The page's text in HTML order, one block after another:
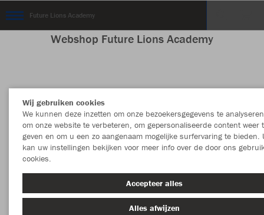
Future Lions Academy
Webshop Future Lions Academy
Wij gebruiken cookies
We kunnen deze inzetten om onze bezoekersgegevens te
om onze website te verbeteren, om gepersonaliseerde content weer
geven en om u een zo aangenaam mogelijke surfervaring te bieden.
kan uw instellingen bekijken voor meer info over de door ons
cookies.
Accepteer alles
Alles afwijzen